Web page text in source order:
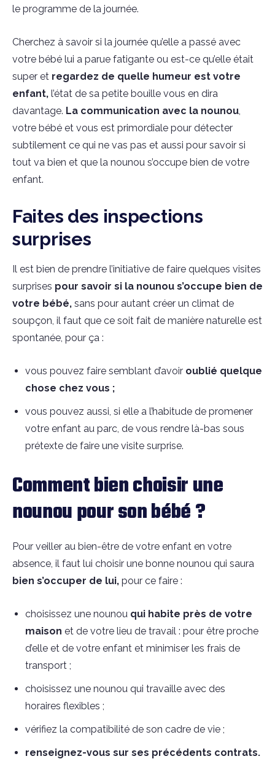
le programme de la journée.
Cherchez à savoir si la journée qu’elle a passé avec
votre bébé lui a parue fatigante ou est-ce qu’elle était
super et regardez de quelle humeur est votre
enfant, l’état de sa petite bouille vous en dira
davantage. La communication avec la nounou,
votre bébé et vous est primordiale pour détecter
subtilement ce qui ne vas pas et aussi pour savoir si
tout va bien et que la nounou s’occupe bien de votre
enfant.
Faites des inspections
surprises
Il est bien de prendre l’initiative de faire quelques visites
surprises pour savoir si la nounou s’occupe bien de
votre bébé, sans pour autant créer un climat de
soupçon, il faut que ce soit fait de manière naturelle est
spontanée, pour ça :
vous pouvez faire semblant d’avoir oublié quelque
chose chez vous ;
vous pouvez aussi, si elle a l’habitude de promener
votre enfant au parc, de vous rendre là-bas sous
prétexte de faire une visite surprise.
Comment bien choisir une
nounou pour son bébé ?
Pour veiller au bien-être de votre enfant en votre
absence, il faut lui choisir une bonne nounou qui saura
bien s’occuper de lui, pour ce faire :
choisissez une nounou qui habite près de votre
maison et de votre lieu de travail : pour être proche
d’elle et de votre enfant et minimiser les frais de
transport ;
choisissez une nounou qui travaille avec des
horaires flexibles ;
vérifiez la compatibilité de son cadre de vie ;
renseignez-vous sur ses précédents contrats.